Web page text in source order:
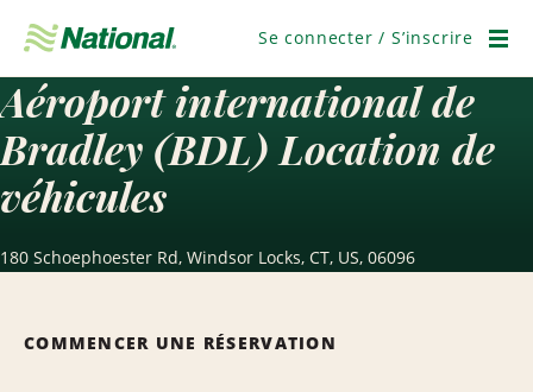
navigation
Se connecter / S’inscrire
Aéroport international de
Bradley (BDL) Location de
véhicules
180 Schoephoester Rd, Windsor Locks, CT, US, 06096
COMMENCER UNE RÉSERVATION